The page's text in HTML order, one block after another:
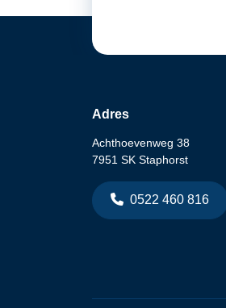
Adres
Achthoevenweg 38
7951 SK Staphorst
0522 460 816